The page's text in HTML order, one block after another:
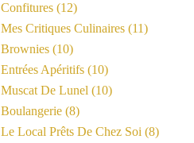
Confitures (12)
Mes Critiques Culinaires (11)
Brownies (10)
Entrées Apéritifs (10)
Muscat De Lunel (10)
Boulangerie (8)
Le Local Prêts De Chez Soi (8)